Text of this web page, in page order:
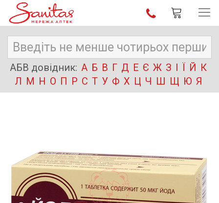
АБВ довідник: А Б В Г Д Е Є Ж З І Ї Й К
Л М Н О П Р С Т У Ф Х Ц Ч Ш Щ Ю Я